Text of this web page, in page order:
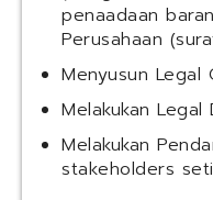
penaadaan
Perusahaan
Menyusun Legal
Melakukan Legal
Melakukan
stakeholders